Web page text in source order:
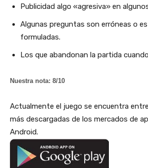
Publicidad algo «agresiva» en
Algunas preguntas son erróneas o
formuladas.
Los que abandonan la partida
Nuestra nota: 8/10
Actualmente el juego se encuentra
más descargadas de los mercados de
Android.